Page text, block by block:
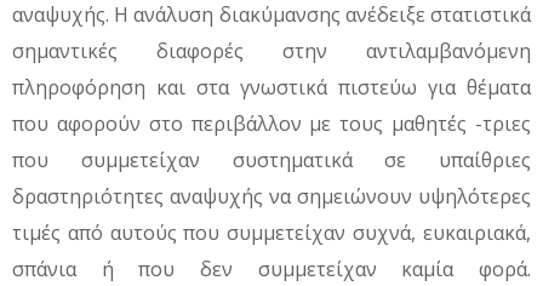
αναψυχής. Η ανάλυση διακύμανσης ανέδειξε στατιστικά
σημαντικές διαφορές στην αντιλαμβανόμενη
πληροφόρηση και στα γνωστικά πιστεύω για θέματα
που αφορούν στο περιβάλλον με τους μαθητές -τριες
που συμμετείχαν συστηματικά σε υπαίθριες
δραστηριότητες αναψυχής να σημειώνουν υψηλότερες
τιμές από αυτούς που συμμετείχαν συχνά, ευκαιριακά,
σπάνια ή που δεν συμμετείχαν καμία φορά.